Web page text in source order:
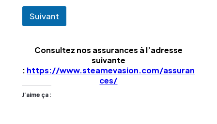
Suivant
Consultez nos assurances à l’adresse
suivante
: https://www.steamevasion.com/assuran
ces/
J’aime ça :